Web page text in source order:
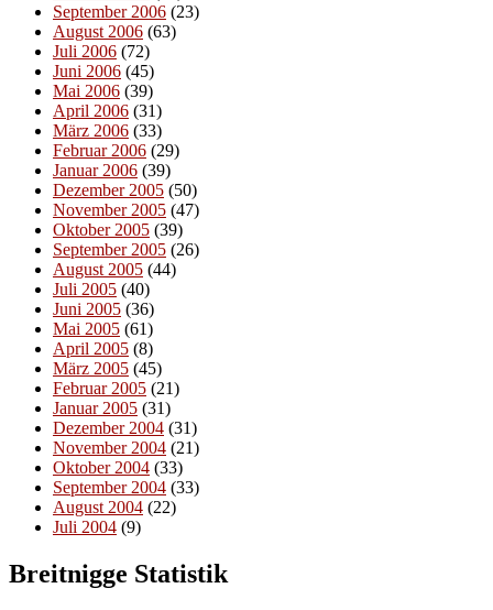
September 2006 (23)
August 2006 (63)
Juli 2006 (72)
Juni 2006 (45)
Mai 2006 (39)
April 2006 (31)
März 2006 (33)
Februar 2006 (29)
Januar 2006 (39)
Dezember 2005 (50)
November 2005 (47)
Oktober 2005 (39)
September 2005 (26)
August 2005 (44)
Juli 2005 (40)
Juni 2005 (36)
Mai 2005 (61)
April 2005 (8)
März 2005 (45)
Februar 2005 (21)
Januar 2005 (31)
Dezember 2004 (31)
November 2004 (21)
Oktober 2004 (33)
September 2004 (33)
August 2004 (22)
Juli 2004 (9)
Breitnigge Statistik